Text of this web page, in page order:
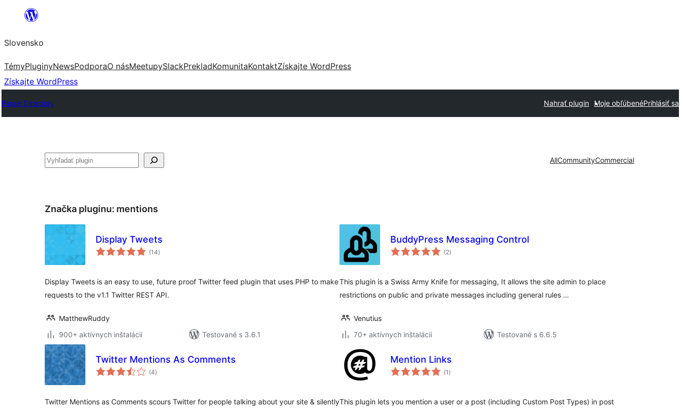
Prejsť
obsah
Slovensko
TémyPluginyNewsPodporaO násMeetupySlackPrekladKomunitaKontaktZískajte WordPress
Získajte WordPress
Plugin Directory Nahrať plugin Moje obľúbenéPrihlásiť sa
Hľadať AllCommunityCommercial
Značka pluginu: mentions
Display Tweets
(14celkové
hodnotenie
)
Display Tweets is an easy to use, future proof Twitter feed plugin that uses PHP to make
requests to the v1.1 Twitter REST API.
MatthewRuddy
900+ aktívnych inštalácií
Testované s 3.6.1
BuddyPress Messaging Control
(2celkové
hodnotenie
)
This plugin is a Swiss Army Knife for messaging, It allows the site admin to place
restrictions on public and private messages including general rules …
Venutius
70+ aktívnych inštalácií
Testované s 6.6.5
Twitter Mentions As Comments
(4celkové
hodnotenie
)
Twitter Mentions as Comments scours Twitter for people talking about your site & silently
Mention Links
(1 celkové
hodnotenie
)
This plugin lets you mention a user or a post (including Custom Post Types) in post